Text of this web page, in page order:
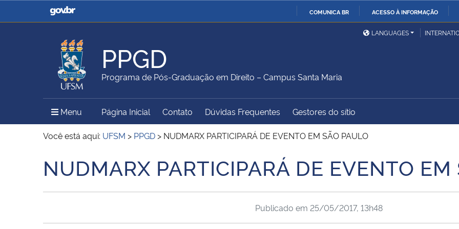
COMUNICA BR ACESSO À INFORMAÇÃO
Casa Civil
Ministério da Justiça e
Ministério da Defesa
Ministério das Relações
Exteriores
Ministério da Agricultura,
Pecuária e Abastecimento
Ministério da Educação
Ministério do Meio Ambiente Ministério do Turismo
Ministério do
Desenvolvimento Regional
Controladoria-Geral da
União
Secretaria de Governo
Gabinete de Segurança
Advocacia-Geral da União Banco Central do Brasil
LANGUAGES
PPGD
Programa de Pós-Graduação em Direito – Campus Santa Maria
Menu Menu Principal do Sítio
Página Inicial Contato Dúvidas Frequentes Gestores do sítio
Você está aqui: UFSM > PPGD > NUDMARX PARTICIPARÁ DE EVENTO EM SÃO PAULO
Início do conteúdo
NUDMARX PARTICIPARÁ DE EVENTO EM
Publicado em 25/05/2017, 13h48